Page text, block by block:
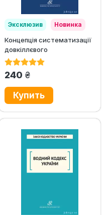
Эксклюзив Новинка
Концепція систематизації
довкіллєвого
законодавства України
240 грн.